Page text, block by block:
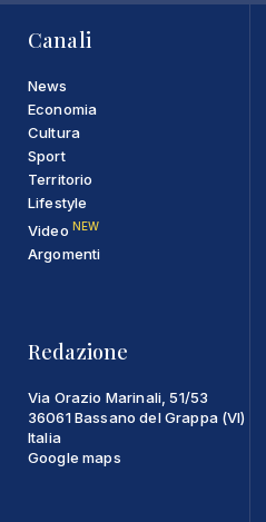
Canali
News
Economia
Cultura
Sport
Territorio
Lifestyle
Video NEW
Argomenti
Redazione
Via Orazio Marinali, 51/53
36061 Bassano del Grappa (VI)
Italia
Google maps